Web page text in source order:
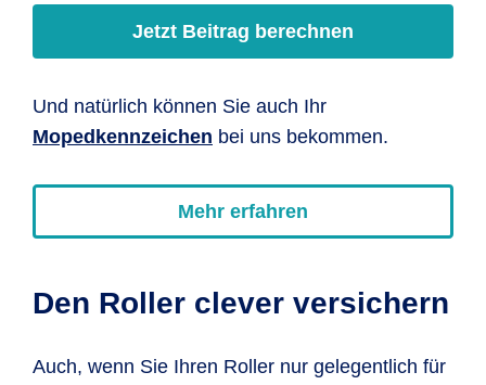
Jetzt Beitrag berechnen
Und natürlich können Sie auch Ihr
Mopedkennzeichen bei uns bekommen.
Mehr erfahren
Den Roller clever versichern
Auch, wenn Sie Ihren Roller nur gelegentlich für